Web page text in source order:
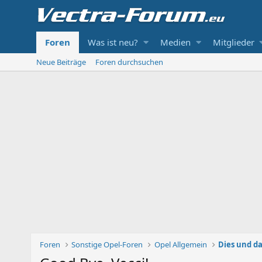
Foren Was ist neu? Medien Mitglieder
Neue Beiträge Foren durchsuchen
Foren Sonstige Opel-Foren Opel Allgemein Dies und